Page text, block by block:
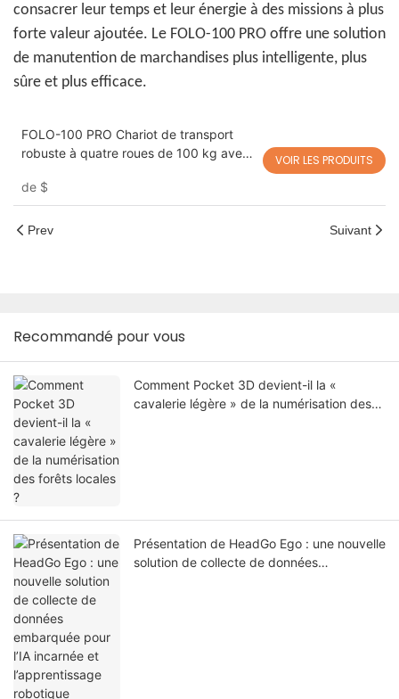
consacrer leur temps et leur énergie à des missions à plus
forte valeur ajoutée. Le FOLO-100 PRO offre une solution
de manutention de marchandises plus intelligente, plus
sûre et plus efficace.
FOLO-100 PRO Chariot de transport
robuste à quatre roues de 100 kg avec
de $
VOIR LES PRODUITS
Prev Suivant
Recommandé pour vous
Comment Pocket 3D devient-il la «
cavalerie légère » de la numérisation des
Présentation de HeadGo Ego : une nouvelle
solution de collecte de données